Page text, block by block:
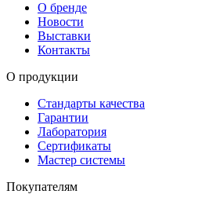
О бренде
Новости
Выставки
Контакты
О продукции
Стандарты качества
Гарантии
Лаборатория
Сертификаты
Мастер системы
Покупателям